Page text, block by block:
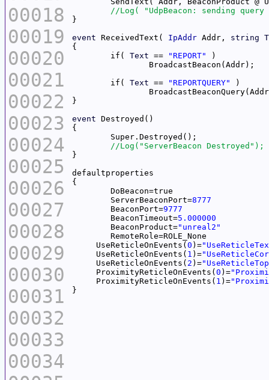
00018
00019
00020
00021
00022
00023
00024
00025
00026
00027
00028
00029
00030
00031
00032
00033
00034
event ReceivedText( IpAddr Addr, string
	if(
Text == "REPORT"
	if(
Text == "REPORTQUERY"
event
	ServerBeaconPort=
8777
	BeaconPort=
9777
	BeaconTimeout=
5.000000
	BeaconProduct=
"unreal2"
     UseReticleOnEvents(
0 )=
     UseReticleOnEvents(
1 )=
     UseReticleOnEvents(
2 )=
     ProximityReticleOnEvents(
0 )=
     ProximityReticleOnEvents(
1 )=